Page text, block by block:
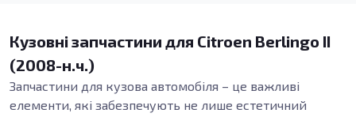
Кузовні запчастини для Citroen Berlingo II
(2008-н.ч.)
Запчастини для кузова автомобіля – це важливі
елементи, які забезпечують не лише естетичний